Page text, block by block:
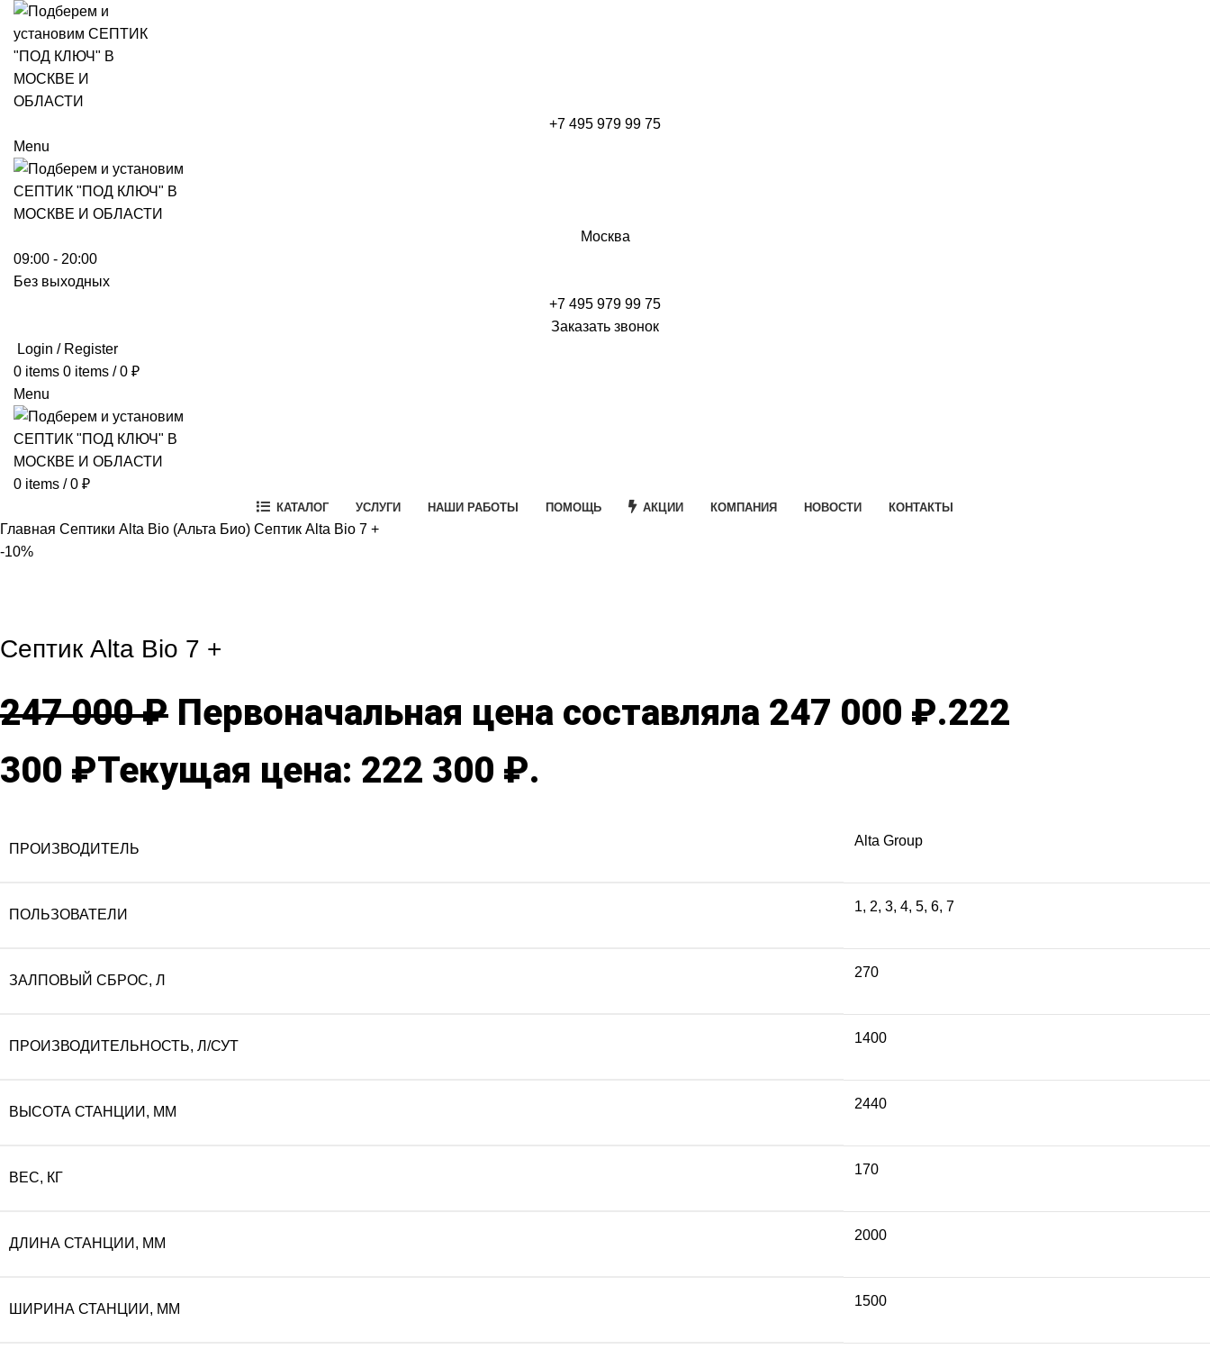
+7 495 979 99 75
Menu
Москва
09:00 - 20:00
Без выходных
+7 495 979 99 75
Заказать звонок
Login / Register
0 items 0 items / 0 ₽
Menu
0 items / 0 ₽
КАТАЛОГ УСЛУГИ НАШИ РАБОТЫ ПОМОЩЬ АКЦИИ КОМПАНИЯ НОВОСТИ КОНТАКТЫ
Главная Септики Alta Bio (Альта Био) Септик Alta Bio 7 +
-10%
Септик Alta Bio 7 +
247 000₽ Первоначальная цена составляла 247 000 ₽.222
300 ₽Текущая цена: 222 300 ₽.
ПРОИЗВОДИТЕЛЬ
Alta Group
ПОЛЬЗОВАТЕЛИ
1, 2, 3, 4, 5, 6, 7
ЗАЛПОВЫЙ СБРОС, Л
270
ПРОИЗВОДИТЕЛЬНОСТЬ, Л/СУТ
1400
ВЫСОТА СТАНЦИИ, ММ
2440
ВЕС, КГ
170
ДЛИНА СТАНЦИИ, ММ
2000
ШИРИНА СТАНЦИИ, ММ
1500